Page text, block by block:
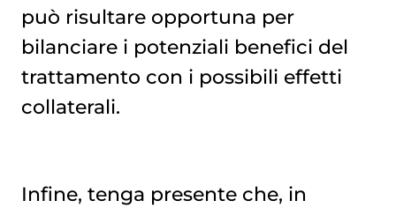
può risultare opportuna per
bilanciare i potenziali benefici del
trattamento con i possibili effetti
collaterali.
Infine, tenga presente che, in